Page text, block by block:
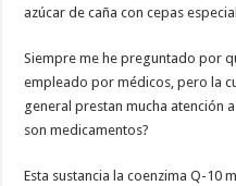
azúcar de caña con cepas
Siempre me he preguntado por
empleado por médicos, pero la
general prestan mucha atención
son medicamentos?
Esta sustancia la coenzima Q-10